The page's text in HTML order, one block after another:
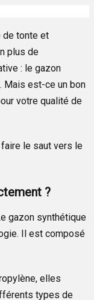
de tonte et
plus de
: le gazon
Mais est-ce un bon
votre qualité de
le saut vers le
?
gazon synthétique
Il est composé
elles
types de